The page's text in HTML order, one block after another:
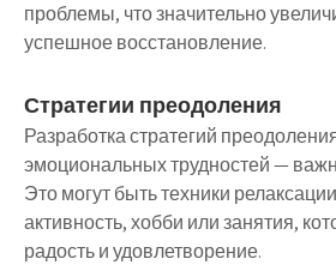
проблемы, что значительно
успешное восстановление.
Стратегии преодоления
Разработка стратегий
эмоциональных трудностей —
Это могут быть техники
активность, хобби или занятия,
радость и удовлетворение.